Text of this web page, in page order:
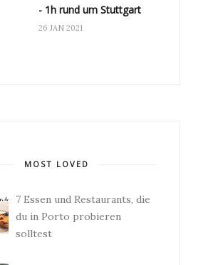
- 1h rund um Stuttgart
26 JAN 2021
MOST LOVED
7 Essen und Restaurants, die
du in Porto probieren
solltest